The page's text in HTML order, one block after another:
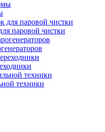
паровой чистки
техники